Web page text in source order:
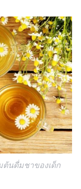
ต้นดื่มชาของเด็ก